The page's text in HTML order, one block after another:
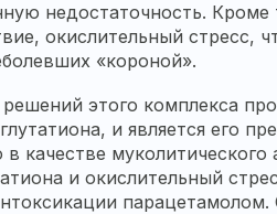
недостаточность.
окислительный стресс,
«короной».
этого комплекса
и является его
качестве муколитического
и окислительный